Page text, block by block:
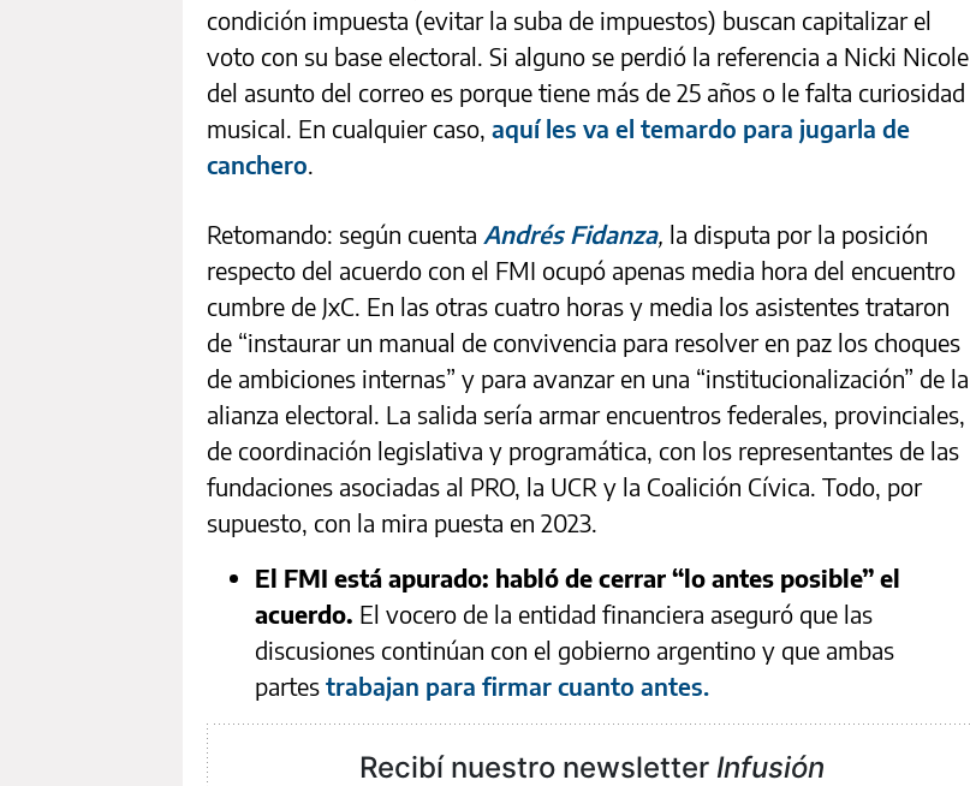
condición impuesta (evitar la suba de impuestos) buscan capitalizar el
voto con su base electoral. Si alguno se perdió la referencia a Nicki Nicole
del asunto del correo es porque tiene más de 25 años o le falta curiosidad
musical. En cualquier caso, aquí les va el temardo para jugarla de
canchero.
Retomando: según cuenta Andrés Fidanza, la disputa por la posición
respecto del acuerdo con el FMI ocupó apenas media hora del encuentro
cumbre de JxC. En las otras cuatro horas y media los asistentes trataron
de “instaurar un manual de convivencia para resolver en paz los choques
de ambiciones internas” y para avanzar en una “institucionalización” de la
alianza electoral. La salida sería armar encuentros federales, provinciales,
de coordinación legislativa y programática, con los representantes de las
fundaciones asociadas al PRO, la UCR y la Coalición Cívica. Todo, por
supuesto, con la mira puesta en 2023.
El FMI está apurado: habló de cerrar “lo antes posible” el
acuerdo. El vocero de la entidad financiera aseguró que las
discusiones continúan con el gobierno argentino y que ambas
partes trabajan para firmar cuanto antes.
Recibí nuestro newsletter Infusión